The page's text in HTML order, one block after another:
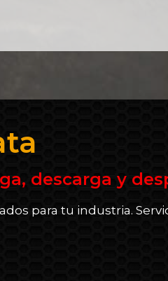
descarga y
para tu industria.